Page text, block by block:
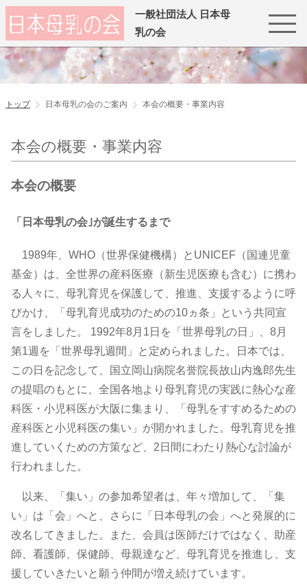
一般社団法人 日本母
乳の会
トップ 日本母乳の会のご案内 本会の概要・事業内容
本会の概要・事業内容
本会の概要
「日本母乳の会｣が誕生するまで
1989年、WHO（世界保健機構）とUNICEF（国連児童
基金）は、全世界の産科医療（新生児医療も含む）に携わ
る人々に、母乳育児を保護して、推進、支援するように呼
びかけ、「母乳育児成功のための10ヵ条」という共同宣
言をしました。 1992年8月1日を「世界母乳の日」、8月
第1週を「世界母乳週間」と定められました。日本では、
この日を記念して、国立岡山病院名誉院長故山内逸郎先生
の提唱のもとに、全国各地より母乳育児の実践に熱心な産
科医・小児科医が大阪に集まり、「母乳をすすめるための
産科医と小児科医の集い」が開かれました。母乳育児を推
進していくための方策など、2日間にわたり熱心な討論が
行われました。
以来、「集い」の参加希望者は、年々増加して、「集
い」は「会」へと、さらに「日本母乳の会」へと発展的に
改名してきました。また、会員は医師だけではなく、助産
師、看護師、保健師、母親達など、母乳育児を推進し、支
援していきたいと願う仲間が増え続けています。